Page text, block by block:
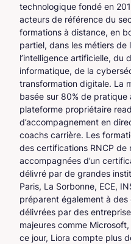
technologique fondé en
acteurs de référence du
formations à distance, en
partiel, dans les métiers
l’intelligence artificielle, du
informatique, de la
transformation digitale. La
basée sur 80% de pratique
plateforme propriétaire
d’accompagnement en
coachs carrière. Les
des certifications RNCP de
accompagnées d’un
délivré par de grandes
Paris, La Sorbonne, ECE,
préparent également à
délivrées par des
majeures comme
ce jour, Liora compte plus